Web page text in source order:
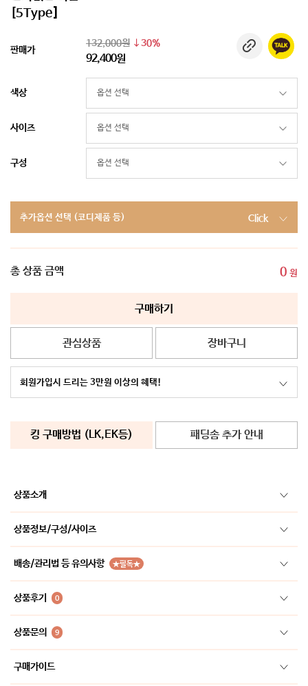
[5Type]
판매가
132,000원 30%
92,400원
색상
사이즈
구성
추가옵션 선택 (코디제품 등) Click
총 상품 금액 0 원
구매하기
관심상품 장바구니
회원가입시 드리는 3만원 이상의 혜택!
킹 구매방법 (LK,EK등) 패딩솜 추가 안내
상품소개
상품정보/구성/사이즈
배송/관리법 등 유의사항 ★필독★
상품후기 0
상품문의 9
구매가이드